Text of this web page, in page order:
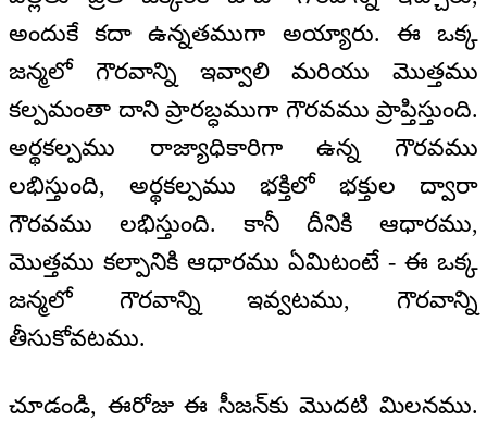
అందుకే కదా ఉన్నతముగా అయ్యారు. ఈ ఒక్క
జన్మలో గౌరవాన్ని ఇవ్వాలి మరియు మొత్తము
కల్పమంతా దాని ప్రారబ్ధముగా గౌరవము ప్రాప్తిస్తుంది.
అర్థకల్పము రాజ్యాధికారిగా ఉన్న గౌరవము
లభిస్తుంది, అర్థకల్పము భక్తిలో భక్తుల ద్వారా
గౌరవము లభిస్తుంది. కానీ దీనికి ఆధారము,
మొత్తము కల్పానికి ఆధారము ఏమిటంటే - ఈ ఒక్క
జన్మలో గౌరవాన్ని ఇవ్వటము, గౌరవాన్ని
తీసుకోవటము.
చూడండి, ఈరోజు ఈ సీజన్‌కు మొదటి మిలనము.